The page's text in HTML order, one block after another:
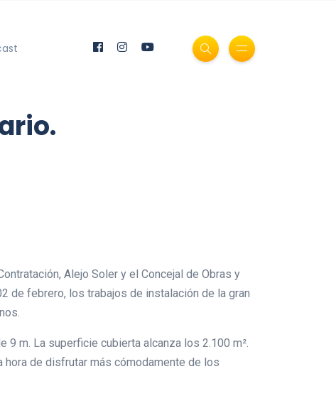
Alejo Soler y el Concejal de Obras y
de febrero, los trabajos de instalación de la gran
9 m. La superficie cubierta alcanza los 2.100 m².
hora de disfrutar más cómodamente de los